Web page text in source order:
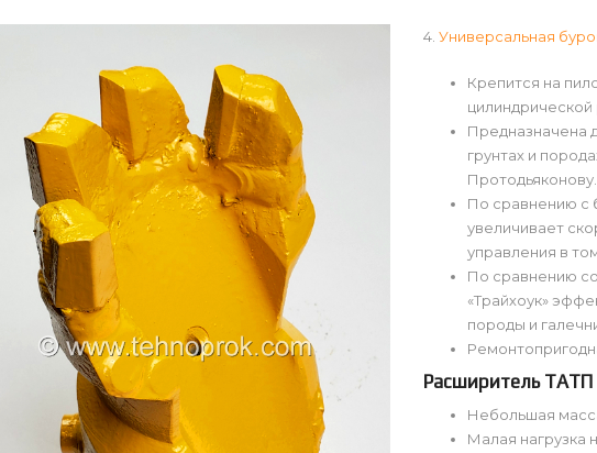
4.Универсальная
Крепится на
цилиндрической
Предназначена
грунтах и
Протодьяконову.
По сравнению с
увеличивает
управления в
По сравнению
«Трайхоук»
породы и
Расширитель ТАТП
Небольшая
Малая нагрузка